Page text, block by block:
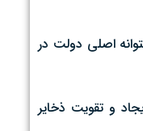
اصلی دولت در
و تقویت ذخایر